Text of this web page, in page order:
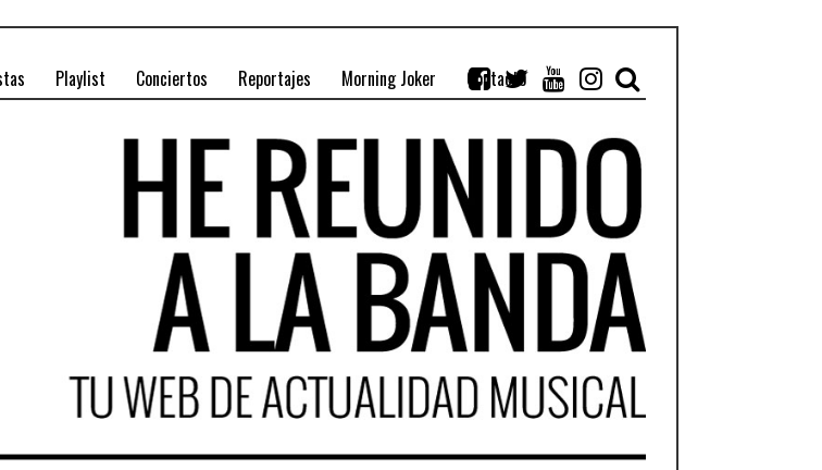
Playlist Conciertos Reportajes Morning Joker Contacto